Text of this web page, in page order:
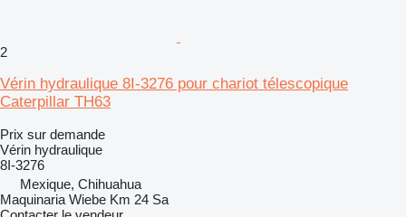
2
Vérin hydraulique 8I-3276 pour chariot télescopique
Caterpillar TH63
Prix sur demande
Vérin hydraulique
8I-3276
Mexique, Chihuahua
Maquinaria Wiebe Km 24 Sa